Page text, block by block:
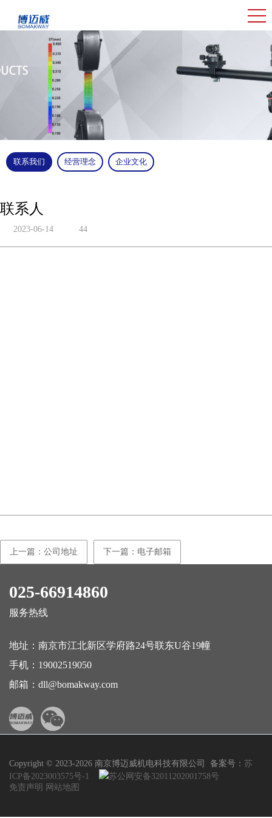
联系我们 经营理念 企业文化
联系人
2023-06-14 44
上一篇：公司地址 下一篇：电子邮箱
025-66914860
服务热线
地址：南京市江北新区学府路24号联东U谷19幢
手机： 19002519050
邮箱： dll@bomakway.com
Copyright © 2023-2026 南京博迈威机电科技有限公司 备案号： 苏
ICP备2023003575号-1
苏公网安备32011202001758号
免责声明 网站地图